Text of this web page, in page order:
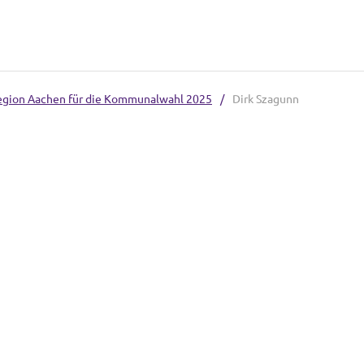
Aachen für die Kommunalwahl 2025 / Dirk Szagunn